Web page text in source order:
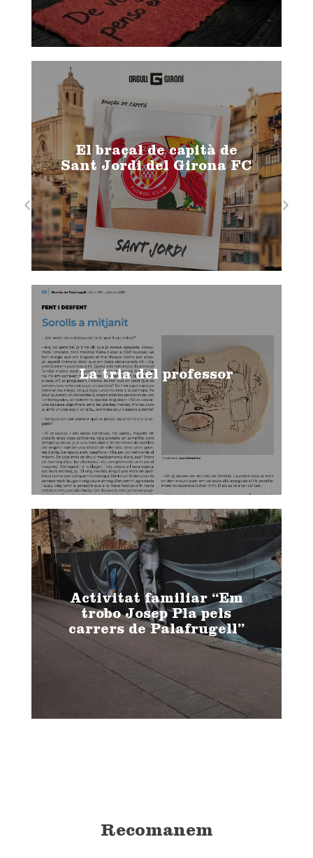
El braçal de capità de
Sant Jordi del Girona FC
La tria del professor
Activitat familiar “Em
trobo Josep Pla pels
carrers de Palafrugell”
Recomanem